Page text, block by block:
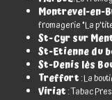
Montrevel-en-
fromagerie "La
St-Cyr sur
St-Etienne du
St-Denis lès
Treffort: La
Viriat: Tabac